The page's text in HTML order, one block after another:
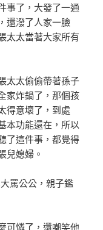
事了，大發了一通
還潑了人家一臉
太太當著大家所有
太太偷偷帶著孫子
家炸鍋了，那個孩
得意壞了，到處
本功能還在，所以
了這件事，都覺得
兒媳婦。
可憐了，還嘲笑他